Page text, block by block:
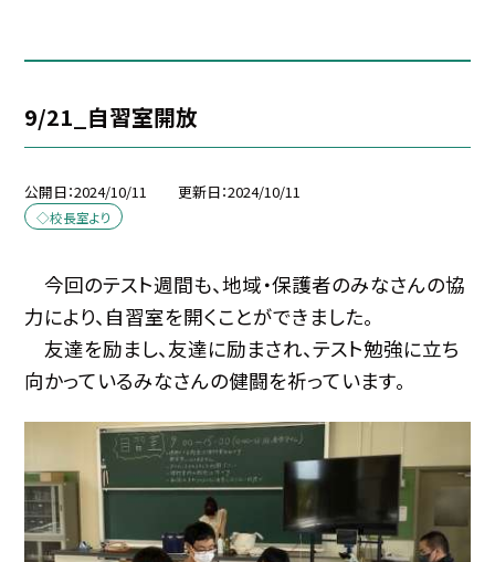
9/21_自習室開放
公開日 2024/10/11 更新日 2024/10/11
◇校長室より
今回のテスト週間も、地域・保護者のみなさんの協
力により、自習室を開くことができました。
友達を励まし、友達に励まされ、テスト勉強に立ち
向かっているみなさんの健闘を祈っています。